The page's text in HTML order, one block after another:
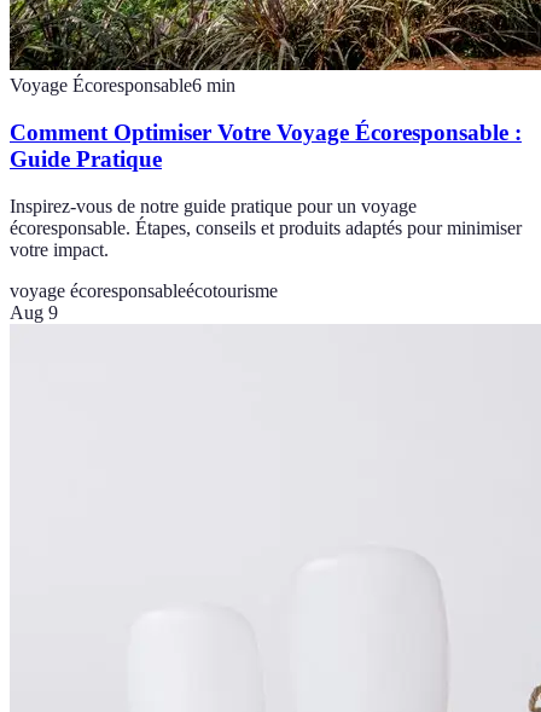
Voyage Écoresponsable6 min
Comment Optimiser Votre Voyage Écoresponsable :
Guide Pratique
Inspirez-vous de notre guide pratique pour un voyage
écoresponsable. Étapes, conseils et produits adaptés pour minimiser
votre impact.
voyage écoresponsableécotourisme
Aug 9